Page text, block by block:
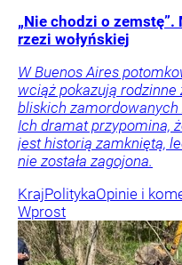
„Nie chodzi o
rzezi wołyńskiej
W Buenos Aires
wciąż pokazują
bliskich zamordowanych
Ich dramat przypomina,
jest historią zamkniętą,
nie została zagojona.
KrajPolitykaOpinie i
Wprost